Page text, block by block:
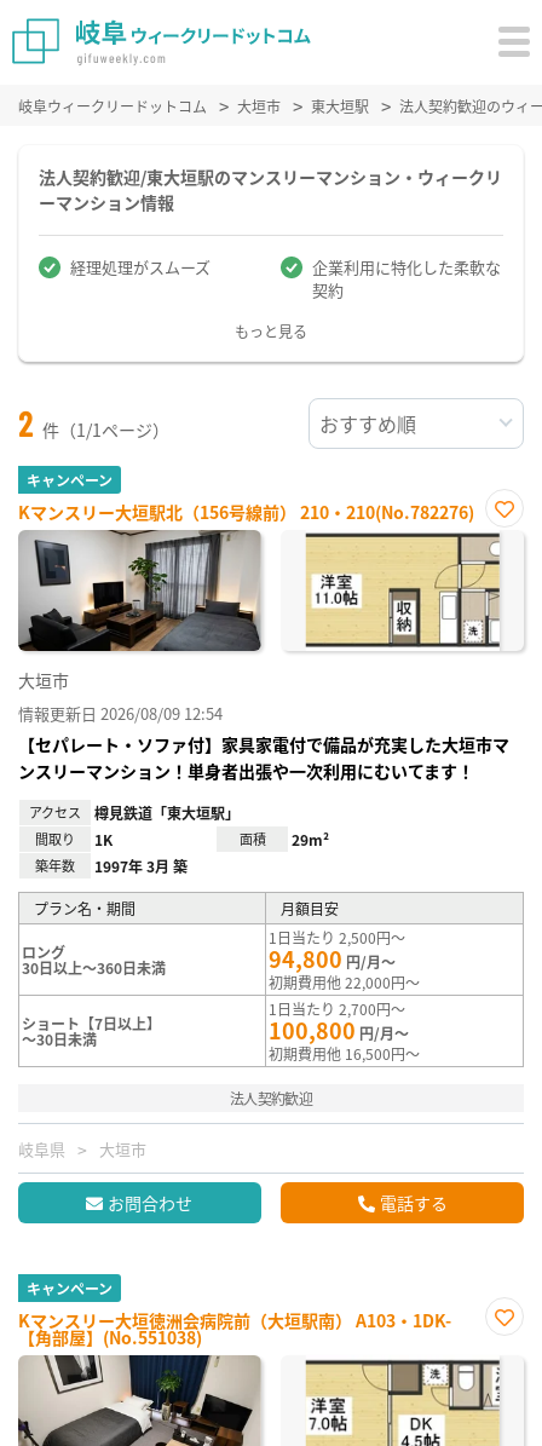
岐阜ウィークリードットコム 大垣市 東大垣駅 法人契約歓迎のウィ
法人契約歓迎/東大垣駅のマンスリーマンション・ウィークリ
ーマンション情報
経理処理がスムーズ
企業利用に特化した柔軟な
契約
もっと見る
2 件（1/1ページ）
キャンペーン
Kマンスリー大垣駅北（156号線前） 210・210(No.782276)
お気
に入
り登
録
大垣市
情報更新日 2026/08/09 12:54
【セパレート・ソファ付】家具家電付で備品が充実した大垣市マ
ンスリーマンション！単身者出張や一次利用にむいてます！
アクセス 樽見鉄道「東大垣駅」
間取り 1K 面積 29m²
築年数 1997年 3月 築
プラン名・期間 月額目安
ロング
30日以上～360日未満
1日当たり 2,500円～
94,800 円/月～
初期費用他 22,000円～
ショート【7日以上】
～30日未満
1日当たり 2,700円～
100,800 円/月～
初期費用他 16,500円～
法人契約歓迎
岐阜県 大垣市
お問合わせ 電話する
キャンペーン
Kマンスリー大垣徳洲会病院前（大垣駅南） A103・1DK-
【角部屋】(No.551038)
に入
り登
録